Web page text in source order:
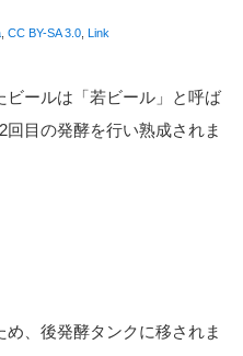
CC BY-SA 3.0 Link
ビールは「若ビール」と呼ば
目の発酵を行い熟成されま
、後発酵タンクに移されま